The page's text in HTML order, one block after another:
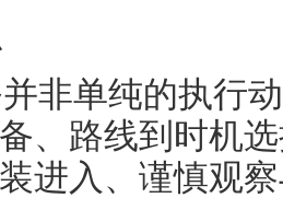
非单纯的执行
、路线到时机
进入、谨慎观